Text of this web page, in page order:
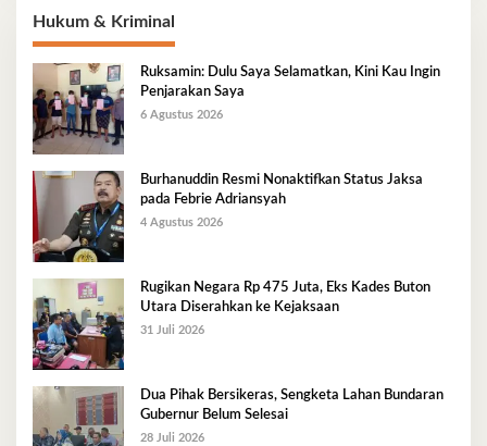
Hukum & Kriminal
Ruksamin: Dulu Saya Selamatkan, Kini Kau Ingin
Penjarakan Saya
6 Agustus 2026
Burhanuddin Resmi Nonaktifkan Status Jaksa
pada Febrie Adriansyah
4 Agustus 2026
Rugikan Negara Rp 475 Juta, Eks Kades Buton
Utara Diserahkan ke Kejaksaan
31 Juli 2026
Dua Pihak Bersikeras, Sengketa Lahan Bundaran
Gubernur Belum Selesai
28 Juli 2026